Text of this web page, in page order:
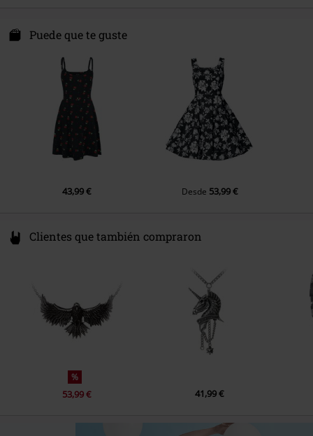
Interior
Niederwiesenstr. 28
78050 Villingen-Schwenningen
Puede que te guste
43,99 € Desde 53,99 €
Clientes que también compraron
%
53,99 € 41,99 €